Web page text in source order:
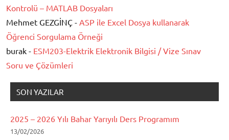
Kontrolü – MATLAB Dosyaları
Mehmet GEZGİNÇ - ASP ile Excel Dosya kullanarak
Öğrenci Sorgulama Örneği
burak - ESM203-Elektrik Elektronik Bilgisi / Vize Sınav
Soru ve Çözümleri
SON YAZILAR
2025 – 2026 Yılı Bahar Yarıyılı Ders Programım
13/02/2026